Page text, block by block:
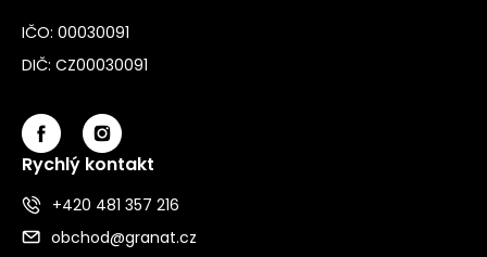
IČO: 00030091
DIČ: CZ00030091
Rychlý kontakt
+420 481 357 216
obchod@granat.cz